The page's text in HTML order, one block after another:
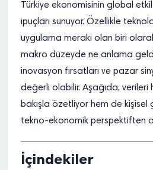
Türkiye ekonomisinin global
ipuçları sunuyor. Özellikle
uygulama merakı olan biri
makro düzeyde ne anlama
inovasyon fırsatları ve pazar
değerli olabilir. Aşağıda,
bakışla özetliyor hem de
tekno-ekonomik perspektiften
İçindekiler